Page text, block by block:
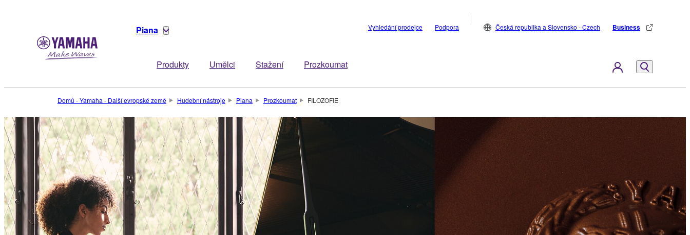
Piana
Produkty Umělci Stažení Prozkoumat
Vyhledání prodejce Podpora Česká republika a Slovensko - Czech Business
Domů - Yamaha - Další evropské země Hudební nástroje Piana Prozkoumat FILOZOFIE